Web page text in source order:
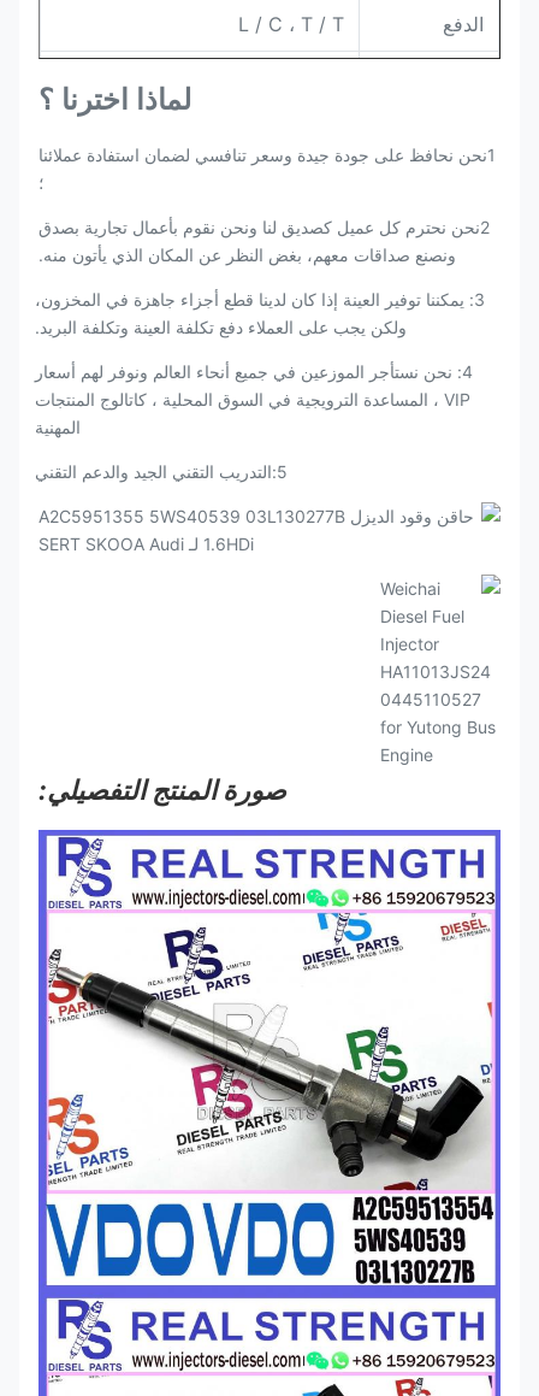
الدفع L / C ، T / T
لماذا اخترنا ؟
1نحن نحافظ على جودة جيدة وسعر تنافسي لضمان استفادة عملائنا
؛
2نحن نحترم كل عميل كصديق لنا ونحن نقوم بأعمال تجارية بصدق
ونصنع صداقات معهم، بغض النظر عن المكان الذي يأتون منه.
3: يمكننا توفير العينة إذا كان لدينا قطع أجزاء جاهزة في المخزون،
ولكن يجب على العملاء دفع تكلفة العينة وتكلفة البريد.
4: نحن نستأجر الموزعين في جميع أنحاء العالم ونوفر لهم أسعار
VIP ، المساعدة الترويجية في السوق المحلية ، كاتالوج المنتجات
المهنية
5:التدريب التقني الجيد والدعم التقني
صورة المنتج التفصيلي: